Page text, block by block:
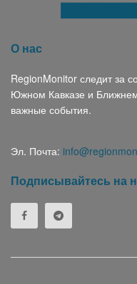
О нас
RegionMonitor следит за
Южном Кавказе и
важные события.
Эл. Почта:
Подписывайтесь на